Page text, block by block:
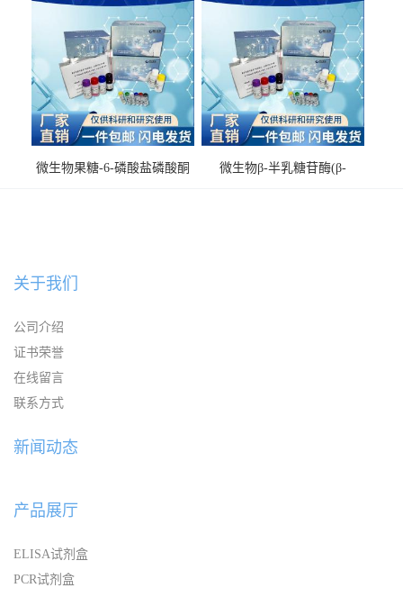
微生物果糖-6-磷酸盐磷酸酮
微生物β-半乳糖苷酶(β-
关于我们
公司介绍
证书荣誉
在线留言
联系方式
新闻动态
产品展厅
ELISA试剂盒
PCR试剂盒